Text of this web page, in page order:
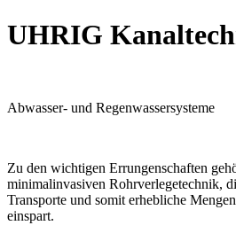
UHRIG
Abwasser- und Regenwassersysteme
Zu den wichtigen Errungenschaften
minimalinvasiven Rohrverlegetechnik,
Transporte und somit erhebliche
einspart.